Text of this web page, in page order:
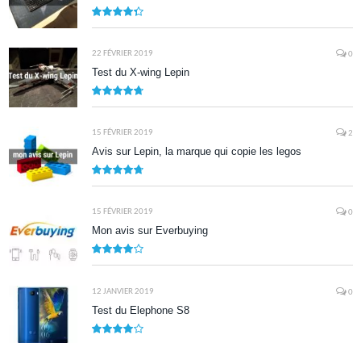
22 FÉVRIER 2019 0
Test du X-wing Lepin
15 FÉVRIER 2019 2
Avis sur Lepin, la marque qui copie les legos
15 FÉVRIER 2019 0
Mon avis sur Everbuying
12 JANVIER 2019 0
Test du Elephone S8